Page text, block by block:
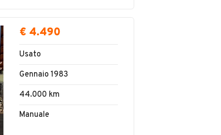
€ 4.490
Usato
Gennaio 1983
44.000 km
Manuale